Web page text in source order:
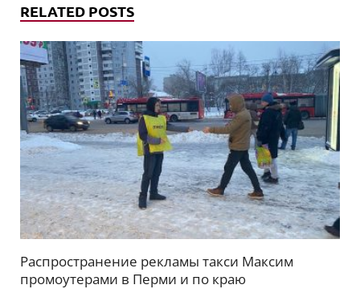
RELATED POSTS
Распространение рекламы такси Максим
промоутерами в Перми и по краю